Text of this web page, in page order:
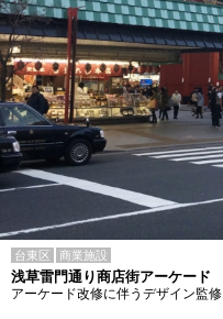
台東区 商業施設
浅草雷門通り商店街アーケード
アーケード改修に伴うデザイン監修